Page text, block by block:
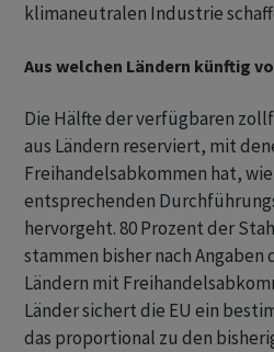
klimaneutralen Industrie
Aus welchen Ländern künftig
Die Hälfte der verfügbaren
aus Ländern reserviert, mit
Freihandelsabkommen hat,
entsprechenden
hervorgeht. 80 Prozent der
stammen bisher nach Angaben
Ländern mit
Länder sichert die EU ein
das proportional zu den